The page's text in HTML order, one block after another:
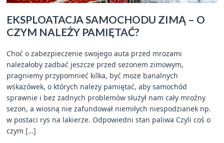
EKSPLOATACJA SAMOCHODU ZIMĄ – O
CZYM NALEŻY PAMIĘTAĆ?
Choć o zabezpieczenie swojego auta przed mrozami
należałoby zadbać jeszcze przed sezonem zimowym,
pragniemy przypomnieć kilka, być może banalnych
wskazówek, o których należy pamiętać, aby samochód
sprawnie i bez żadnych problemów służył nam cały mroźny
sezon, a wiosną nie zafundował niemiłych niespodzianek np.
w postaci rys na lakierze. Odpowiedni stan paliwa Czyli coś o
czym […]